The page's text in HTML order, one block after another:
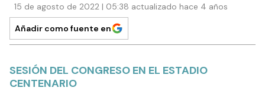
15 de agosto de 2022 | 05:38 actualizado hace 4 años
Añadir como fuente en
SESIÓN DEL CONGRESO EN EL ESTADIO
CENTENARIO